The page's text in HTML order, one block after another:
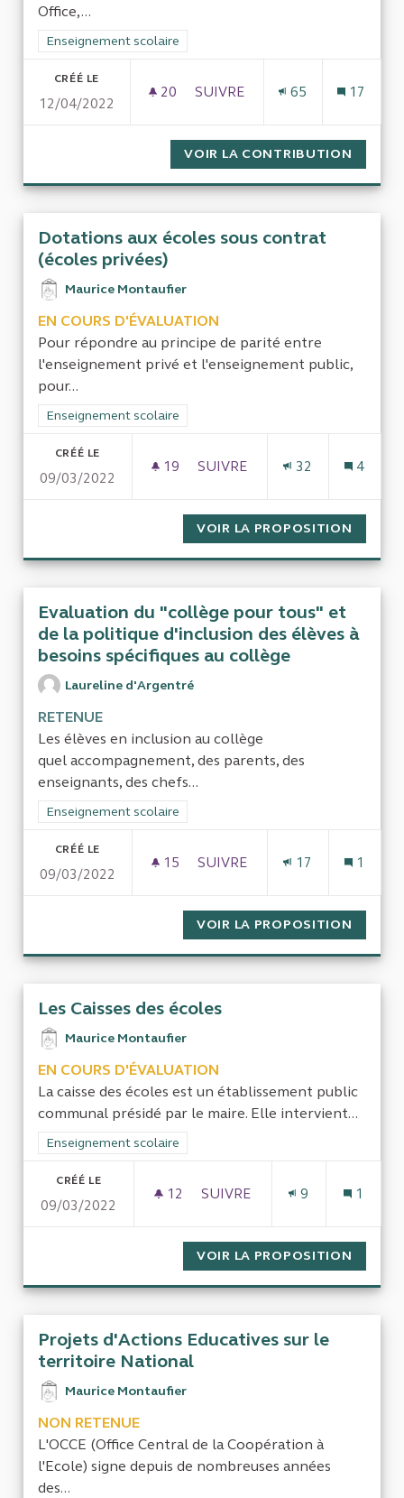
Office,...
Filtrer les résultats de la catégorie : Enseignement scolaire
Enseignement scolaire
CRÉÉ LE
12/04/2022
20 20 ABONNÉS
SUIVRE
65 17
VOIR LA CONTRIBUTION
Dotations aux écoles sous contrat
(écoles privées)
Maurice Montaufier
EN COURS D'ÉVALUATION
Pour répondre au principe de parité entre
l'enseignement privé et l'enseignement public,
pour...
Filtrer les résultats de la catégorie : Enseignement scolaire
Enseignement scolaire
CRÉÉ LE
09/03/2022
19 19 ABONNÉS
SUIVRE
32 4
VOIR LA PROPOSITION
Evaluation du "collège pour tous" et
de la politique d'inclusion des élèves à
besoins spécifiques au collège
Laureline d'Argentré
RETENUE
Les élèves en inclusion au collège
quel accompagnement, des parents, des
enseignants, des chefs...
Filtrer les résultats de la catégorie : Enseignement scolaire
Enseignement scolaire
CRÉÉ LE
09/03/2022
15 15 ABONNÉS
SUIVRE
17 1
VOIR LA PROPOSITION
Les Caisses des écoles
Maurice Montaufier
EN COURS D'ÉVALUATION
La caisse des écoles est un établissement public
communal présidé par le maire. Elle intervient...
Filtrer les résultats de la catégorie : Enseignement scolaire
Enseignement scolaire
CRÉÉ LE
09/03/2022
12 12 ABONNÉS
SUIVRE
9 1
VOIR LA PROPOSITION
Projets d'Actions Educatives sur le
territoire National
Maurice Montaufier
NON RETENUE
L'OCCE (Office Central de la Coopération à
l'Ecole) signe depuis de nombreuses années
des...